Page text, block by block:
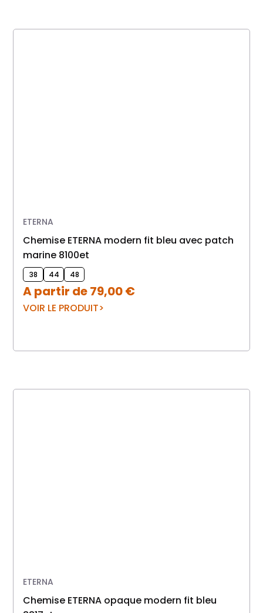
ETERNA
chemise ETERNA modern fit bleu avec patch
marine 8100et
38 44 48
A partir de79,00€
VOIR LE PRODUIT
ETERNA
Chemise ETERNA opaque modern fit bleu